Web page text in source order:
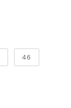
46